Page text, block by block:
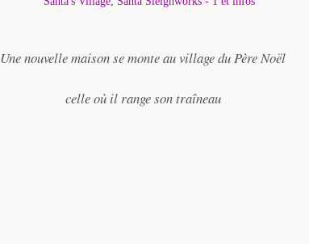
Une nouvelle maison se monte au village du Père Noël
celle où il range son traîneau